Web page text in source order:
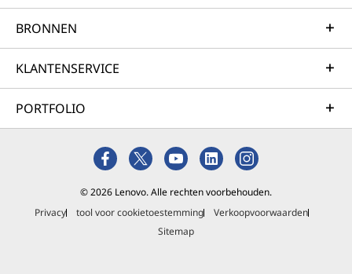
BRONNEN
KLANTENSERVICE
PORTFOLIO
© 2026 Lenovo. Alle rechten voorbehouden.
Privacy
tool voor cookietoestemming
Verkoopvoorwaarden
Sitemap